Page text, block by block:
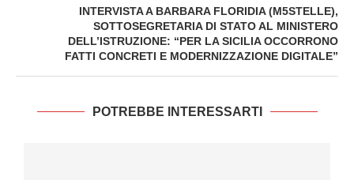
INTERVISTA A BARBARA FLORIDIA (M5STELLE),
SOTTOSEGRETARIA DI STATO AL MINISTERO
DELL’ISTRUZIONE: “PER LA SICILIA OCCORRONO
FATTI CONCRETI E MODERNIZZAZIONE DIGITALE”
POTREBBE INTERESSARTI